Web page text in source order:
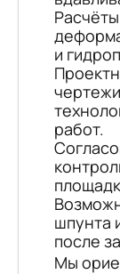
и
работ.
шпунта
после
Мы